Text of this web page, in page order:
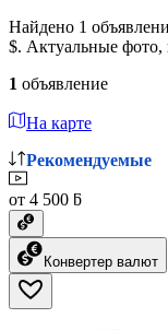
Найдено 1
$. Актуальные фото,
1 объявление
На карте
Рекомендуемые
от 4 500 ƃ
Конвертер валют